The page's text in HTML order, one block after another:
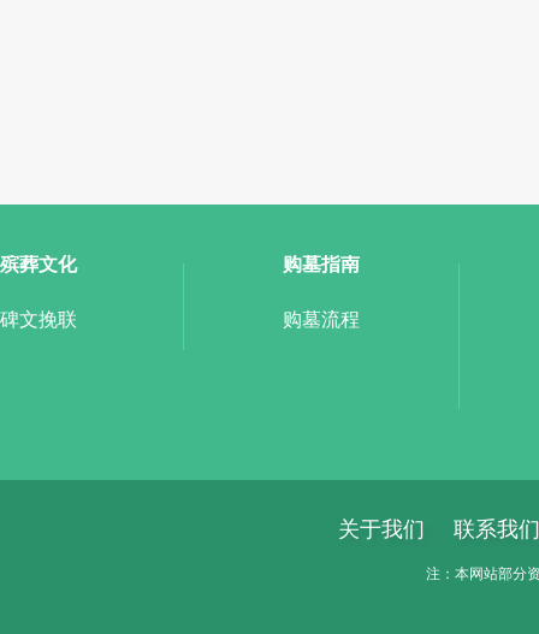
殡葬文化
碑文挽联
购墓指南
购墓流程
关于我们 联系我们
注：本网站部分